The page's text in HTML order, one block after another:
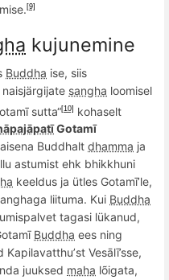
[9]
kujunemine
Buddha ise, siis
sangha loomisel
ī sutta“[10]
kohaselt
Gotamī
Buddhalt dhamma ja
astumist ehk bhikkhuni
keeldus ja ütles Gotamī’le,
liituma. Kui Buddha
tagasi lükanud,
Buddha ees ning
Kapilavatthu’st Vesālī’sse,
juuksed maha lõigata,